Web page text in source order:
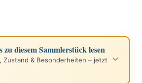
zu diesem Sammlerstück lesen
Zustand & Besonderheiten – jetzt